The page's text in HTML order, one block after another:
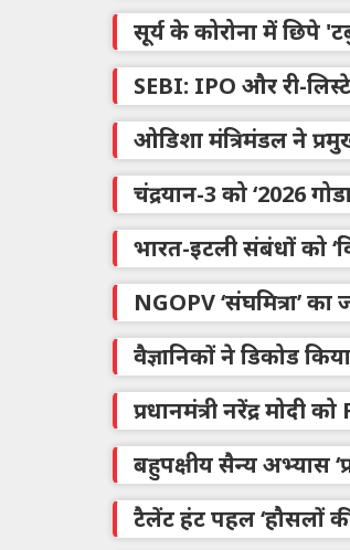
सूर्य के कोरोना में छिपे
SEBI: IPO और री-
ओडिशा मंत्रिमंडल ने
चंद्रयान-3 को ‘2026
भारत-इटली संबंधों को
NGOPV ‘संघमित्रा’
वैज्ञानिकों ने डिकोड
प्रधानमंत्री नरेंद्र मोदी
बहुपक्षीय सैन्य अभ्यास
टैलेंट हंट पहल ‘हौसलों